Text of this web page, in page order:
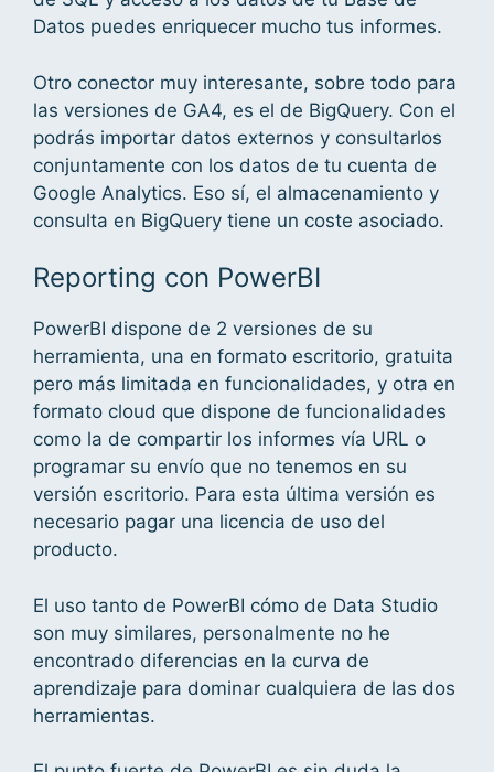
Datos puedes enriquecer mucho tus informes.
Otro conector muy interesante, sobre todo para
las versiones de GA4, es el de BigQuery. Con el
podrás importar datos externos y consultarlos
conjuntamente con los datos de tu cuenta de
Google Analytics. Eso sí, el almacenamiento y
consulta en BigQuery tiene un coste asociado.
Reporting con PowerBI
PowerBI dispone de 2 versiones de su
herramienta, una en formato escritorio, gratuita
pero más limitada en funcionalidades, y otra en
formato cloud que dispone de funcionalidades
como la de compartir los informes vía URL o
programar su envío que no tenemos en su
versión escritorio. Para esta última versión es
necesario pagar una licencia de uso del
producto.
El uso tanto de PowerBI cómo de Data Studio
son muy similares, personalmente no he
encontrado diferencias en la curva de
aprendizaje para dominar cualquiera de las dos
herramientas.